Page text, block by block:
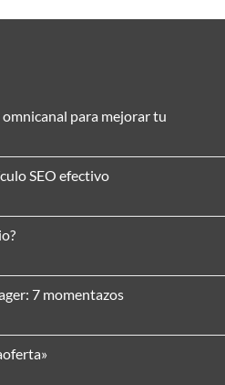
para mejorar tu
SEO efectivo
7 momentazos